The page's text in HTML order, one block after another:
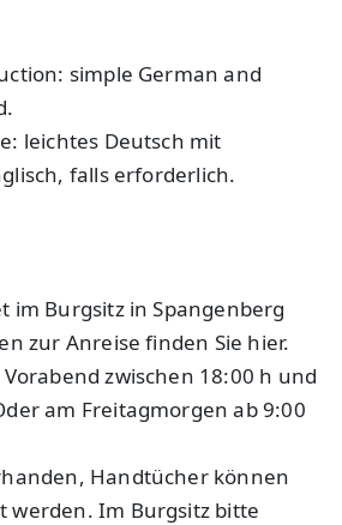
simple German and
leichtes Deutsch mit
falls erforderlich.
im Burgsitz in Spangenberg
zur Anreise finden Sie hier.
zwischen 18:00 h und
am Freitagmorgen ab 9:00
Handtücher können
werden. Im Burgsitz bitte